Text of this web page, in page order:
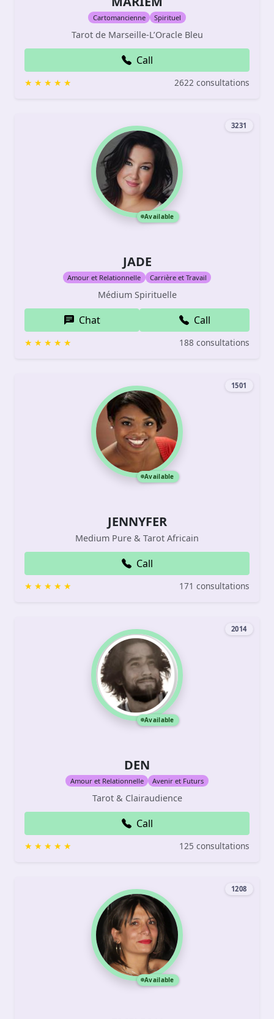
Cartomancienne Spirituel
Tarot de Marseille-L’Oracle Bleu
Call
2622 consultations
3231
Available
JADE
Amour et Relationnelle Carrière et Travail
Médium Spirituelle
Chat Call
188 consultations
1501
Available
JENNYFER
Medium Pure & Tarot Africain
Call
171 consultations
2014
Available
DEN
Amour et Relationnelle Avenir et Futurs
Tarot & Clairaudience
Call
125 consultations
1208
Available